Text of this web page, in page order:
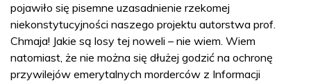
pojawiło się pisemne uzasadnienie rzekomej
niekonstytucyjności naszego projektu autorstwa prof.
Chmaja! Jakie są losy tej noweli – nie wiem. Wiem
natomiast, że nie można się dłużej godzić na ochronę
przywilejów emerytalnych morderców z Informacji